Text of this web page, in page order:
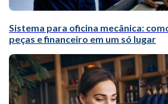
Sistema para oficina mecânica:
peças e financeiro em um só lugar